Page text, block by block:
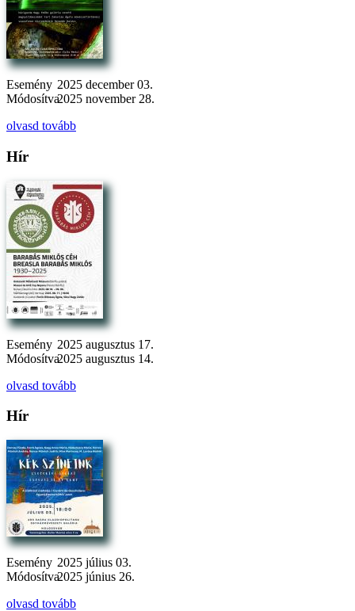
Esemény 2025 december 03.
Módosítva2025 november 28.
olvasd tovább
Hír
Esemény 2025 augusztus 17.
Módosítva2025 augusztus 14.
olvasd tovább
Hír
Esemény 2025 július 03.
Módosítva2025 június 26.
olvasd tovább